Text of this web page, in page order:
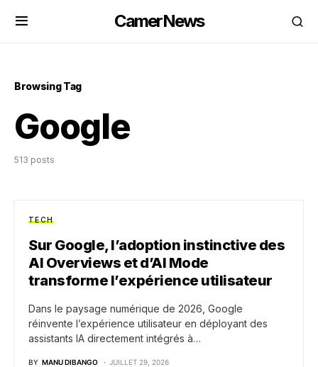
CamerNews
Browsing Tag
Google
513 posts
TECH
Sur Google, l’adoption instinctive des
AI Overviews et d’AI Mode
transforme l’expérience utilisateur
Dans le paysage numérique de 2026, Google
réinvente l’expérience utilisateur en déployant des
assistants IA directement intégrés à…
BY MANU DIBANGO JUILLET 29, 2026